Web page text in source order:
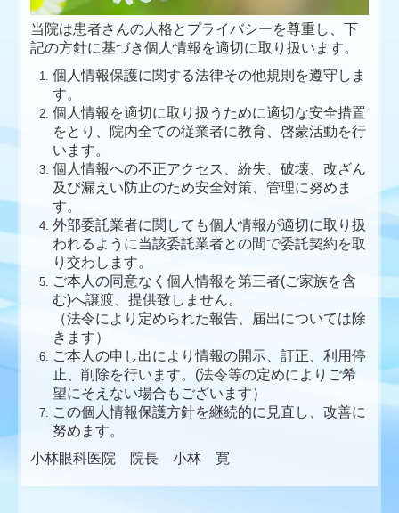
当院は患者さんの人格とプライバシーを尊重し、下
記の方針に基づき個人情報を適切に取り扱います。
個人情報保護に関する法律その他規則を遵守しま
す。
個人情報を適切に取り扱うために適切な安全措置
をとり、院内全ての従業者に教育、啓蒙活動を行
います。
個人情報への不正アクセス、紛失、破壊、改ざん
及び漏えい防止のため安全対策、管理に努めま
す。
外部委託業者に関しても個人情報が適切に取り扱
われるように当該委託業者との間で委託契約を取
り交わします。
ご本人の同意なく個人情報を第三者(ご家族を含
む)へ譲渡、提供致しません。
（法令により定められた報告、届出については除
きます）
ご本人の申し出により情報の開示、訂正、利用停
止、削除を行います。(法令等の定めによりご希
望にそえない場合もございます）
この個人情報保護方針を継続的に見直し、改善に
努めます。
小林眼科医院 院長 小林 寛